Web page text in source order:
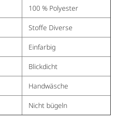
100 % Polyester
Stoffe Diverse
Einfarbig
Blickdicht
Handwäsche
Nicht bügeln